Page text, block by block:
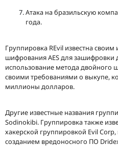
Атака на бразильскую
года.
Группировка REvil известна
шифрования AES для зашифровки
использование метода двойного
своими требованиями о выкупе,
миллионы долларов.
Другие известные названия
Sodinokibi. Группировка также
хакерской группировкой Evil
созданием вредоносного ПО